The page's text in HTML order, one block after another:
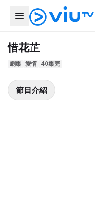
惜花芷
劇集 愛情 40集完
節目介紹